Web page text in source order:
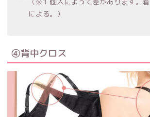
（※1 個人によって差があります。
による。）
④背中クロス